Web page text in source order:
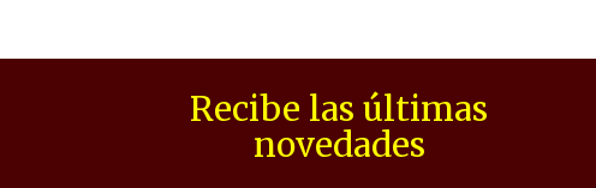
Recibe las últimas
novedades